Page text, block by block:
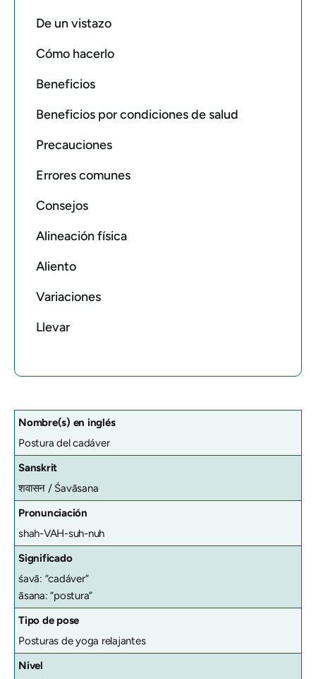
De un vistazo
Cómo hacerlo
Beneficios
Beneficios por condiciones de salud
Precauciones
Errores comunes
Consejos
Alineación física
Aliento
Variaciones
Llevar
Nombre(s) en inglés
Postura del cadáver
Sanskrit
शवासन / Śavāsana
Pronunciación
shah-VAH-suh-nuh
Significado
śavā: “cadáver”
āsana: “postura”
Tipo de pose
Posturas de yoga relajantes
Nivel